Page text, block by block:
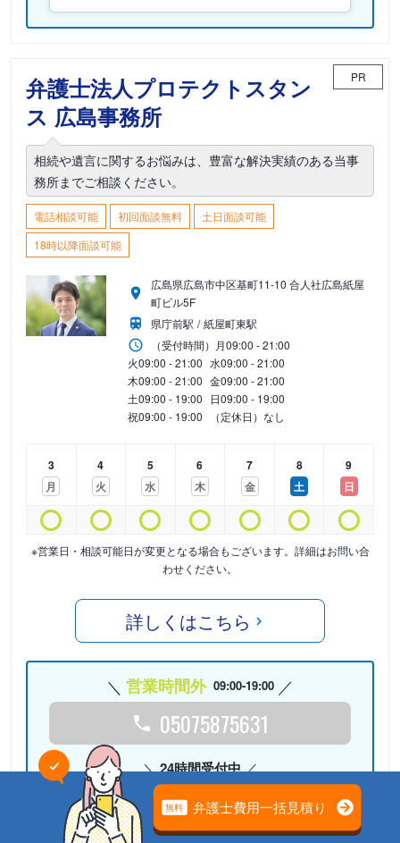
弁護士法人プロテクトスタン
ス 広島事務所
PR
相続や遺言に関するお悩みは、豊富な解決実績のある当事
務所までご相談ください。
電話相談可能 初回面談無料
土日面談可能
18時以降面談可能
広島県広島市中区基町11-10 合人社広島紙屋
町ビル5F
県庁前駅
紙屋町東駅
（受付時間） 月09:00 - 21:00
火09:00 - 21:00 水09:00 - 21:00
木09:00 - 21:00 金09:00 - 21:00
土09:00 - 19:00 日09:00 - 19:00
祝09:00 - 19:00 （定休日）なし
3
月
4
火
5
水
6
木
7
金
8
土
9
日
※営業日・相談可能日が変更となる場合もございます。詳細はお問い合
わせください。
詳しくはこちら
営業時間外 09:00-19:00
05075875631
24時間受付中
Webで相談